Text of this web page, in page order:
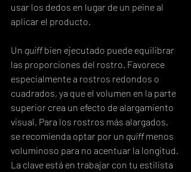
usar los dedos en lugar de un peine al
aplicar el producto.
Un quiff bien ejecutado puede equilibrar
las proporciones del rostro. Favorece
especialmente a rostros redondos o
cuadrados, ya que el volumen en la parte
superior crea un efecto de alargamiento
visual. Para los rostros más alargados,
se recomienda optar por un quiff menos
voluminoso para no acentuar la longitud.
La clave está en trabajar con tu estilista